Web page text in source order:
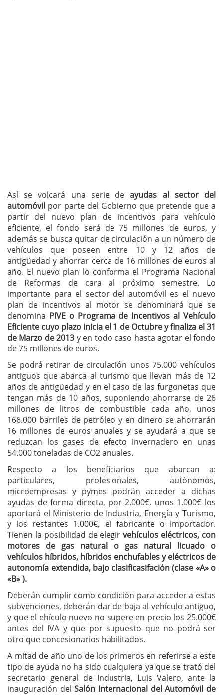
Así se volcará una serie de ayudas al sector del
automóvil por parte del Gobierno que pretende que a
partir del nuevo plan de incentivos para vehículo
eficiente, el fondo será de 75 millones de euros, y
además se busca quitar de circulación a un número de
vehículos que poseen entre 10 y 12 años de
antigüedad y ahorrar cerca de 16 millones de euros al
año. El nuevo plan lo conforma el Programa Nacional
de Reformas de cara al próximo semestre. Lo
importante para el sector del automóvil es el nuevo
plan de incentivos al motor se denominará que se
denomina PIVE o Programa de Incentivos al Vehículo
Eficiente cuyo plazo inicia el 1 de Octubre y finaliza el 31
de Marzo de 2013 y en todo caso hasta agotar el fondo
de 75 millones de euros.
Se podrá retirar de circulación unos 75.000 vehículos
antiguos que abarca al turismo que llevan más de 12
años de antigüedad y en el caso de las furgonetas que
tengan más de 10 años, suponiendo ahorrarse de 26
millones de litros de combustible cada año, unos
166.000 barriles de petróleo y en dinero se ahorrarán
16 millones de euros anuales y se ayudará a que se
reduzcan los gases de efecto invernadero en unas
54.000 toneladas de CO2 anuales.
Respecto a los beneficiarios que abarcan a:
particulares, profesionales, autónomos,
microempresas y pymes podrán acceder a dichas
ayudas de forma directa, por 2.000€, unos 1.000€ los
aportará el Ministerio de Industria, Energía y Turismo,
y los restantes 1.000€, el fabricante o importador.
Tienen la posibilidad de elegir vehículos eléctricos, con
motores de gas natural o gas natural licuado o
vehículos híbridos, híbridos enchufables y eléctricos de
autonomía extendida, bajo clasificasifación (clase «A» o
«B» ).
Deberán cumplir como condición para acceder a estas
subvenciones, deberán dar de baja al vehículo antiguo,
y que el ehículo nuevo no supere en precio los 25.000€
antes del IVA y que por supuesto que no podrá ser
otro que concesionarios habilitados.
A mitad de año uno de los primeros en referirse a este
tipo de ayuda no ha sido cualquiera ya que se trató del
secretario general de Industria, Luis Valero, ante la
inauguración del Salón Internacional del Automóvil de